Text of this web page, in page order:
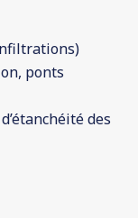
ponts
des